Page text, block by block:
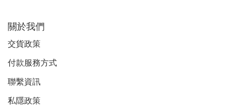
關於我們
交貨政策
付款服務方式
聯繫資訊
私隱政策